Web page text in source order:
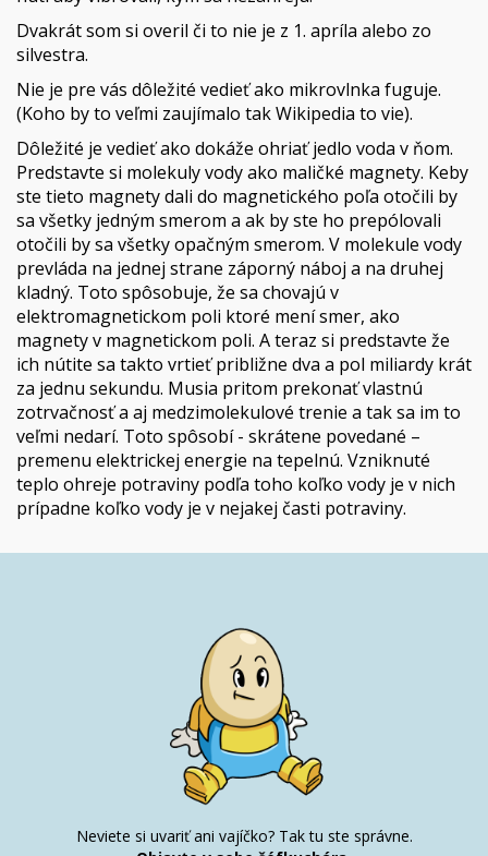
Dvakrát som si overil či to nie je z 1. apríla alebo zo
silvestra.
Nie je pre vás dôležité vedieť ako mikrovlnka fuguje.
(Koho by to veľmi zaujímalo tak Wikipedia to vie).
Dôležité je vedieť ako dokáže ohriať jedlo voda v ňom.
Predstavte si molekuly vody ako maličké magnety. Keby
ste tieto magnety dali do magnetického poľa otočili by
sa všetky jedným smerom a ak by ste ho prepólovali
otočili by sa všetky opačným smerom. V molekule vody
prevláda na jednej strane záporný náboj a na druhej
kladný. Toto spôsobuje, že sa chovajú v
elektromagnetickom poli ktoré mení smer, ako
magnety v magnetickom poli. A teraz si predstavte že
ich nútite sa takto vrtieť približne dva a pol miliardy krát
za jednu sekundu. Musia pritom prekonať vlastnú
zotrvačnosť a aj medzimolekulové trenie a tak sa im to
veľmi nedarí. Toto spôsobí - skrátene povedané –
premenu elektrickej energie na tepelnú. Vzniknuté
teplo ohreje potraviny podľa toho koľko vody je v nich
prípadne koľko vody je v nejakej časti potraviny.
Neviete si uvariť ani vajíčko? Tak tu ste správne.